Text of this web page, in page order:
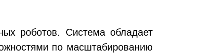
роботов. Система обладает
по масштабированию